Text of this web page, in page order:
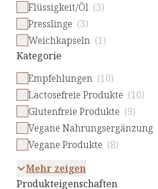
Flüssigkeit/Öl (3)
Presslinge (3)
Weichkapseln (1)
Kategorie
Empfehlungen (10)
Lactosefreie Produkte (10)
Glutenfreie Produkte (9)
Vegane Nahrungsergänzung
Vegane Produkte (8)
Mehr zeigen
Produkteigenschaften